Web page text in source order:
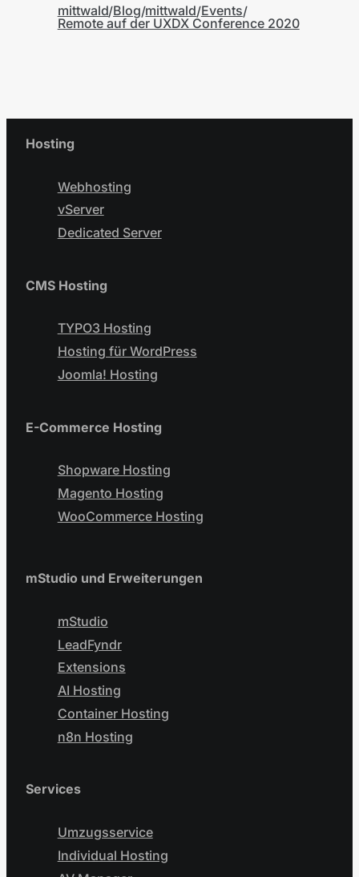
mittwald Blog mittwald Events
Remote auf der UXDX Conference 2020
Hosting
Webhosting
vServer
Dedicated Server
CMS Hosting
TYPO3 Hosting
Hosting für WordPress
Joomla! Hosting
E-Commerce Hosting
Shopware Hosting
Magento Hosting
WooCommerce Hosting
mStudio und Erweiterungen
mStudio
LeadFyndr
Extensions
AI Hosting
Container Hosting
n8n Hosting
Services
Umzugsservice
Individual Hosting